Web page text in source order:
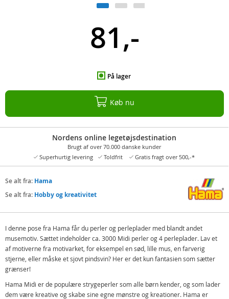
81,-
På lager
Køb nu
Nordens online legetøjsdestination
Brugt af over 70.000 danske kunder
Superhurtig levering
Toldfrit Gratis fragt over 500,-*
Se alt fra: Hama
Se alt fra: Hobby og kreativitet
I denne pose fra Hama får du perler og perleplader med blandt andet
musemotiv. Sættet indeholder ca. 3000 Midi perler og 4 perleplader. Lav et
af motiverne fra motivarket, for eksempel en sød, lille mus, en farverig
stjerne, eller måske et sjovt pindsvin? Her er det kun fantasien som sætter
grænser!
Hama Midi er de populære strygeperler som alle børn kender, og som lader
dem være kreative og skabe sine egne mønstre og kreationer. Hama er